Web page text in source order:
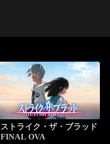
ストライク・ザ・ブラッド
FINAL OVA